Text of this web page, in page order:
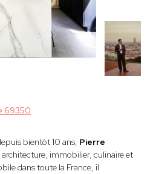
69350
bientôt 10 ans, Pierre
architecture, immobilier, culinaire et
dans toute la France, il